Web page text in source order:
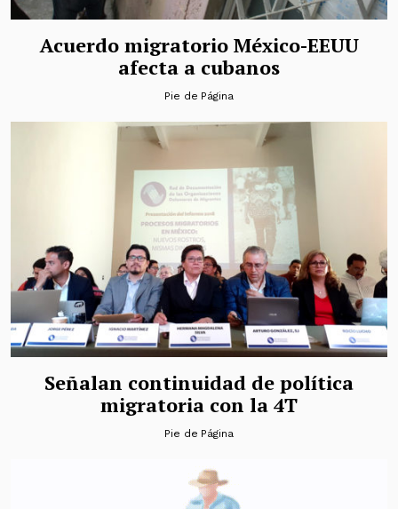
Acuerdo migratorio México-EEUU
afecta a cubanos
Pie de Página
Señalan continuidad de política
migratoria con la 4T
Pie de Página